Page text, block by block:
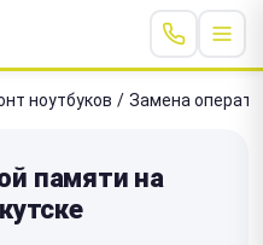
ноутбуков / Замена
памяти на